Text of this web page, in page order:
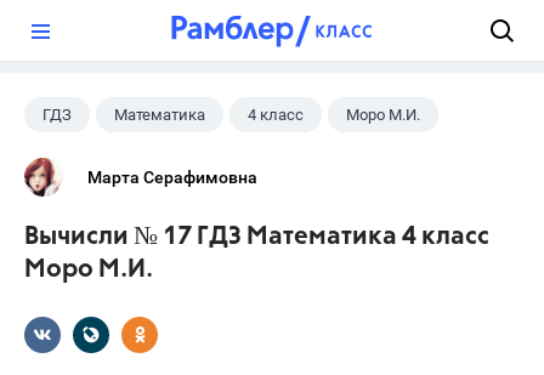
ГДЗ Математика 4 класс Моро М.И.
Марта Серафимовна
Вычисли № 17 ГДЗ Математика 4 класс
Моро М.И.